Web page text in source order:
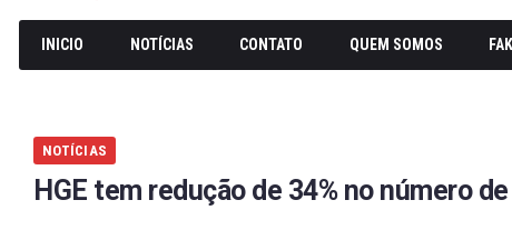
INICIO NOTÍCIAS CONTATO QUEM SOMOS
NOTÍCIAS
HGE tem redução de 34% no número